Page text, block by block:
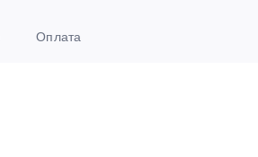
Оплата